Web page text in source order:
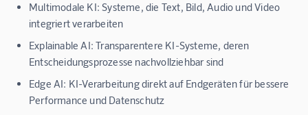
Multimodale KI: Systeme, die Text, Bild, Audio und Video
integriert verarbeiten
Explainable AI: Transparentere KI-Systeme, deren
Entscheidungsprozesse nachvollziehbar sind
Edge AI: KI-Verarbeitung direkt auf Endgeräten für bessere
Performance und Datenschutz